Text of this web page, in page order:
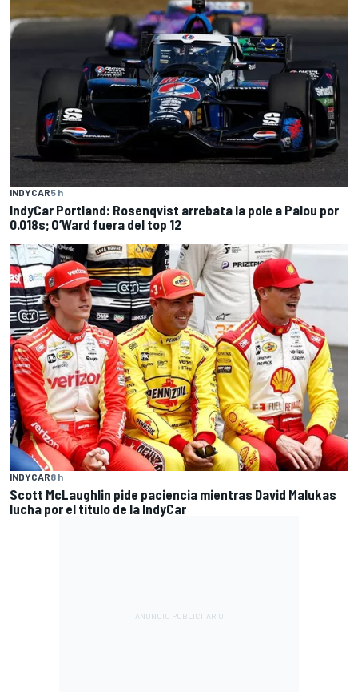
INDYCAR5 h
IndyCar Portland: Rosenqvist arrebata la pole a Palou por
0.018s; O’Ward fuera del top 12
INDYCAR8 h
Scott McLaughlin pide paciencia mientras David Malukas
lucha por el título de la IndyCar